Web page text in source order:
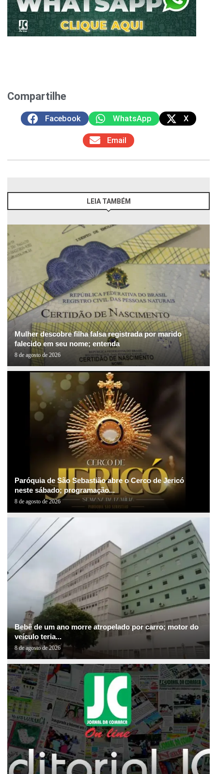
Compartilhe
Facebook WhatsApp X
Email
LEIA TAMBÉM
Mulher descobre filha falsa registrada por marido
falecido em seu nome; entenda
8 de agosto de 2026
Paróquia de São Sebastião abre o Cerco de Jericó
neste sábado; programação...
8 de agosto de 2026
Bebê de um ano morre atropelado por carro; motor do
veículo teria...
8 de agosto de 2026